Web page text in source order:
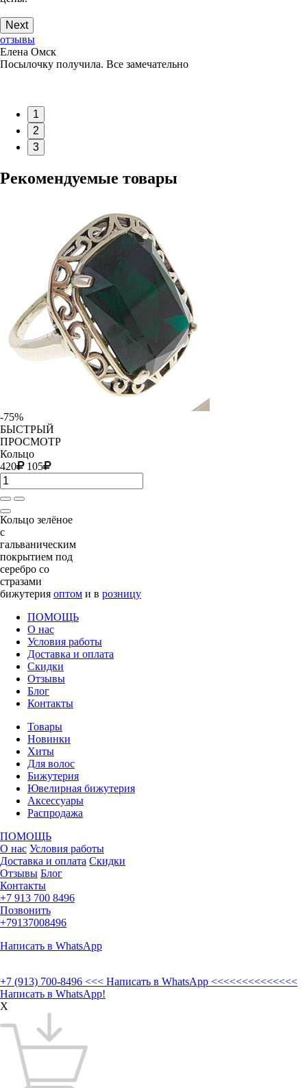
Next
отзывы
Елена Омск
Посылочку получила. Все замечательно
1
2
3
Рекомендуемые товары
-75%
БЫСТРЫЙ
ПРОСМОТР
Кольцо
420
105
Кольцо зелёное
с
гальваническим
покрытием под
серебро со
стразами
бижутерия оптом и в розницу
ПОМОЩЬ
О нас
Условия работы
Доставка и оплата
Скидки
Отзывы
Блог
Контакты
Товары
Новинки
Хиты
Для волос
Бижутерия
Ювелирная бижутерия
Аксессуары
Распродажа
ПОМОЩЬ
О нас Условия работы
Доставка и оплата Скидки
Отзывы Блог
Контакты
+7 913 700 8496
Позвонить
+79137008496
Написать в WhatsApp
+7 (913) 700-8496 <<< Написать в WhatsApp <<<<<<<<<<<<<<
Написать в WhatsApp!
X